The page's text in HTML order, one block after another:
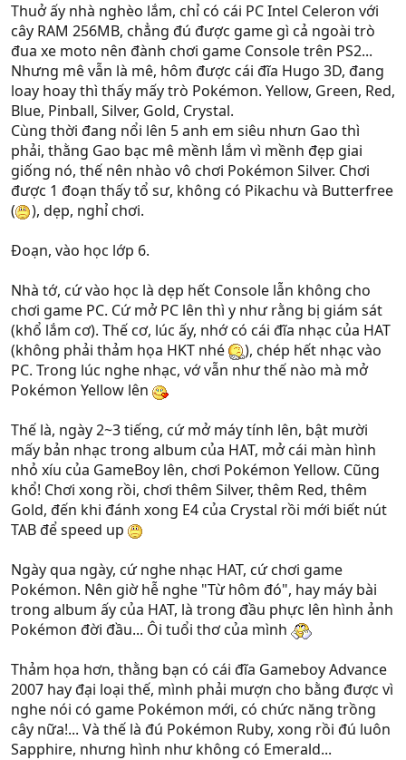
Thuở ấy nhà nghèo lắm, chỉ có cái PC Intel Celeron với
cây RAM 256MB, chẳng đú được game gì cả ngoài trò
đua xe moto nên đành chơi game Console trên PS2...
Nhưng mê vẫn là mê, hôm được cái đĩa Hugo 3D, đang
loay hoay thì thấy mấy trò Pokémon. Yellow, Green, Red,
Blue, Pinball, Silver, Gold, Crystal.
Cùng thời đang nổi lên 5 anh em siêu nhưn Gao thì
phải, thằng Gao bạc mê mềnh lắm vì mềnh đẹp giai
giống nó, thế nên nhào vô chơi Pokémon Silver. Chơi
được 1 đoạn thấy tổ sư, không có Pikachu và Butterfree
(
), dẹp, nghỉ chơi.
Đoạn, vào học lớp 6.
Nhà tớ, cứ vào học là dẹp hết Console lẫn không cho
chơi game PC. Cứ mở PC lên thì y như rằng bị giám sát
(khổ lắm cơ). Thế cơ, lúc ấy, nhớ có cái đĩa nhạc của HAT
(không phải thảm họa HKT nhé
), chép hết nhạc vào
PC. Trong lúc nghe nhạc, vớ vẫn như thế nào mà mở
Pokémon Yellow lên
Thế là, ngày 2~3 tiếng, cứ mở máy tính lên, bật mười
mấy bản nhạc trong album của HAT, mở cái màn hình
nhỏ xíu của GameBoy lên, chơi Pokémon Yellow. Cũng
khổ! Chơi xong rồi, chơi thêm Silver, thêm Red, thêm
Gold, đến khi đánh xong E4 của Crystal rồi mới biết nút
TAB để speed up
Ngày qua ngày, cứ nghe nhạc HAT, cứ chơi game
Pokémon. Nên giờ hễ nghe "Từ hôm đó", hay máy bài
trong album ấy của HAT, là trong đầu phực lên hình ảnh
Pokémon đời đầu... Ôi tuổi thơ của mình
Thảm họa hơn, thằng bạn có cái đĩa Gameboy Advance
2007 hay đại loại thế, mình phải mượn cho bằng được vì
nghe nói có game Pokémon mới, có chức năng trồng
cây nữa!... Và thế là đú Pokémon Ruby, xong rồi đú luôn
Sapphire, nhưng hình như không có Emerald...